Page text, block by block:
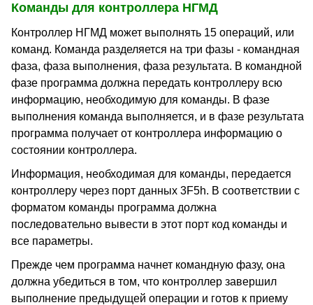
Команды для контроллера НГМД
Контроллер НГМД может выполнять 15 операций, или
команд. Команда разделяется на три фазы - командная
фаза, фаза выполнения, фаза результата. В командной
фазе программа должна передать контроллеру всю
информацию, необходимую для команды. В фазе
выполнения команда выполняется, и в фазе результата
программа получает от контроллера информацию о
состоянии контроллера.
Информация, необходимая для команды, передается
контроллеру через порт данных 3F5h. В соответствии с
форматом команды программа должна
последовательно вывести в этот порт код команды и
все параметры.
Прежде чем программа начнет командную фазу, она
должна убедиться в том, что контроллер завершил
выполнение предыдущей операции и готов к приему